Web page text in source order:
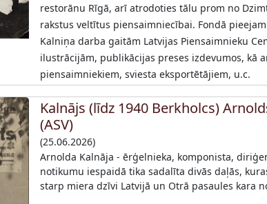
restorānu Rīgā, arī atrodoties tālu prom no
rakstus veltītus piensaimniecībai. Fondā
Kalniņa darba gaitām Latvijas Piensaimnieku
ilustrācijām, publikācijas preses izdevumos, kā
piensaimniekiem, sviesta eksportētājiem, u.c.
Kalnājs (līdz 1940 Berkholcs)
(ASV)
(25.06.2026)
Arnolda Kalnāja - ērģelnieka, komponista,
notikumu iespaidā tika sadalīta divās daļās,
starp miera dzīvi Latvijā un Otrā pasaules kara